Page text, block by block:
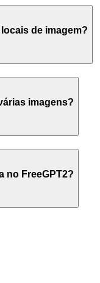
de imagem?
imagens?
no FreeGPT2?